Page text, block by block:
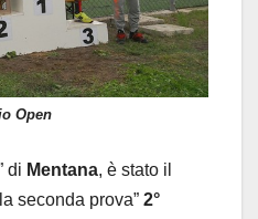
Open
di Mentana, è stato il
seconda prova” 2°